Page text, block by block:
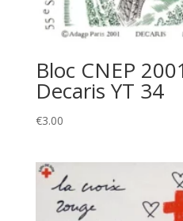
Bloc CNEP
Decaris YT 34
€3.00